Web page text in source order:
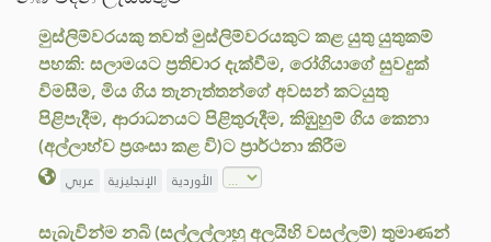
මුස්ලිම්වරයකු තවත් මුස්ලිම්වරයකුට කළ යුතු යුතුකම්
පහකි: සලාමයට ප්‍රතිචාර දැක්වීම, රෝගියාගේ සුවදුක්
විමසීම, මිය ගිය තැනැත්තන්ගේ අවසන් කටයුතු
පිළිපැදීම, ආරාධනයට පිළිතුරුදීම, කිඹුුහුම් ගිය කෙනා
(අල්ලාහ්ව ප්‍රශංසා කළ වි)ට ප්‍රාර්ථනා කිරීම
عربي الإنجليزية الأوردية
සැබැවින්ම නබි (සල්ලල්ලාහු අලයිහි වසල්ලම්) තුමාණන්